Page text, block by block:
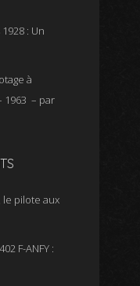
: Un
à
1963 – par
le pilote aux
F-ANFY :